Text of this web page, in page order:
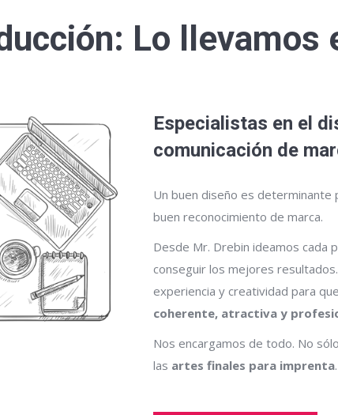
Lo llevamos
Especialistas en el
comunicación de
Un buen diseño es determinante
buen reconocimiento de marca.
Desde Mr. Drebin ideamos cada
conseguir los mejores
experiencia y creatividad para
coherente, atractiva y
Nos encargamos de todo. No
las artes finales para imprenta.